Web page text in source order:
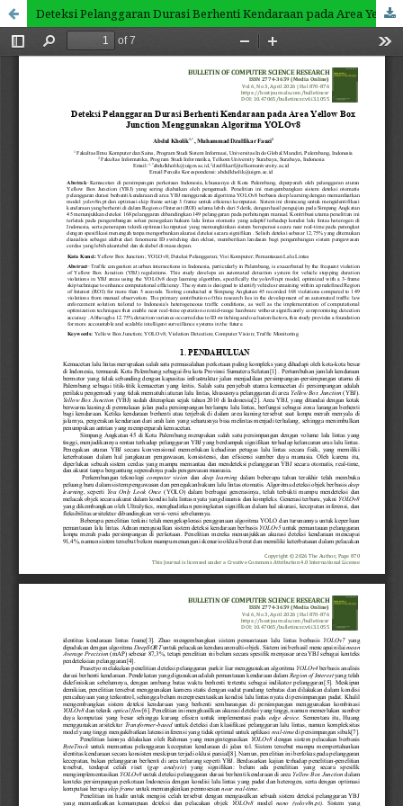
Deteksi Pelanggaran Durasi Berhenti Kendaraan pada Area Yellow Box Junction Menggunakan Algoritma YOLOv8